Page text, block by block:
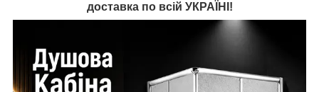
доставка по всій УКРАЇНІ!